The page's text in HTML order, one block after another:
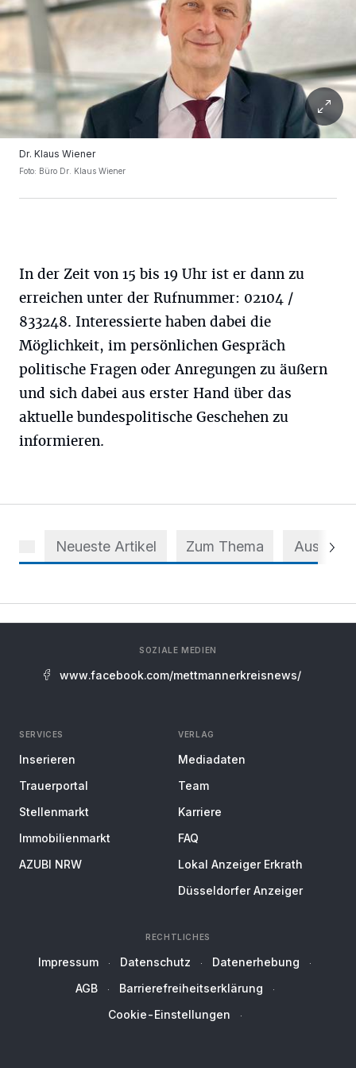
Dr. Klaus Wiener
Foto: Büro Dr. Klaus Wiener
In der Zeit von 15 bis 19 Uhr ist er dann zu
erreichen unter der Rufnummer: 02104 /
833248. Interessierte haben dabei die
Möglichkeit, im persönlichen Gespräch
politische Fragen oder Anregungen zu äußern
und sich dabei aus erster Hand über das
aktuelle bundespolitische Geschehen zu
informieren.
Neueste Artikel Zum Thema Aus dem
SOZIALE MEDIEN
www.facebook.com/mettmannerkreisnews/
SERVICES
Inserieren
Trauerportal
Stellenmarkt
Immobilienmarkt
AZUBI NRW
VERLAG
Mediadaten
Team
Karriere
FAQ
Lokal Anzeiger Erkrath
Düsseldorfer Anzeiger
RECHTLICHES
Impressum Datenschutz
Datenerhebung
AGB
Barrierefreiheitserklärung
Cookie-Einstellungen